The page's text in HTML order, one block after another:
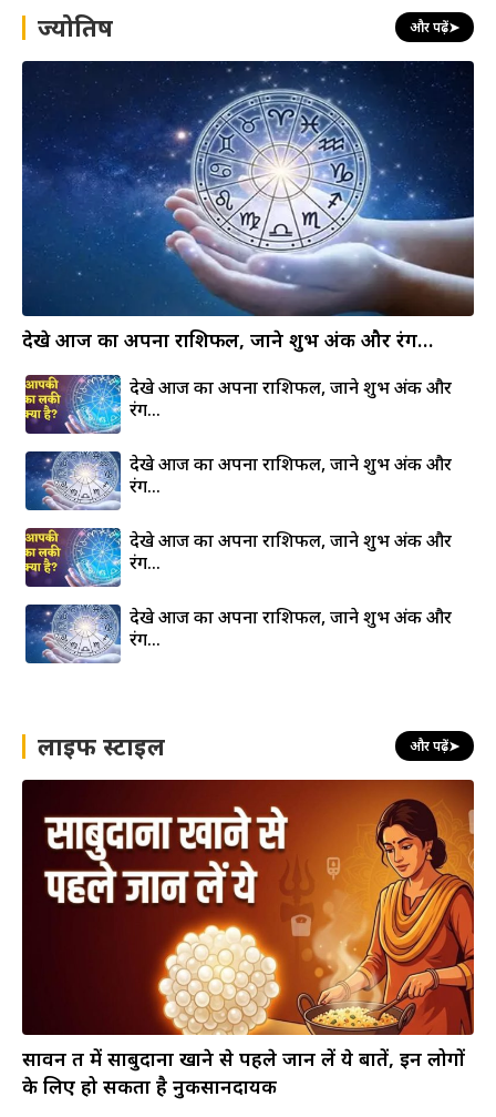
h ज्योतिष और पढ़ें➤
देखे आज का अपना राशिफल, जाने शुभ अंक और रंग…
देखे आज का अपना राशिफल, जाने शुभ अंक और
रंग…
देखे आज का अपना राशिफल, जाने शुभ अंक और
रंग…
देखे आज का अपना राशिफल, जाने शुभ अंक और
रंग…
देखे आज का अपना राशिफल, जाने शुभ अंक और
रंग…
लाइफ स्टाइल और पढ़ें➤
सावन व्रत में साबुदाना खाने से पहले जान लें ये बातें, इन लोगों
के लिए हो सकता है नुकसानदायक